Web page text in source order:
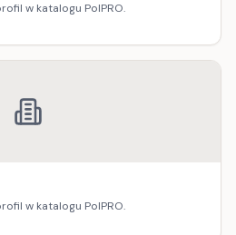
w katalogu PolPRO.
w katalogu PolPRO.